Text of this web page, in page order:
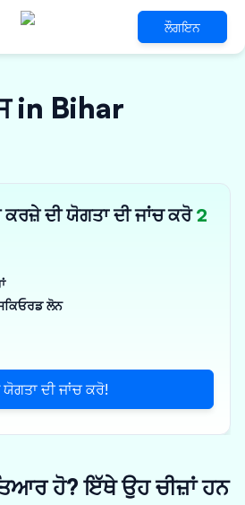
ਲੌਗਇਨ
in Bihar
ਦੀ ਯੋਗਤਾ ਦੀ ਜਾਂਚ ਕਰੋ2
ਲੋਨ
ਦੀ ਜਾਂਚ ਕਰੋ!
ਹੋ? ਇੱਥੇ ਉਹ ਚੀਜ਼ਾਂ ਹਨ